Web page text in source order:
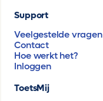
Support
Veelgestelde vragen
Contact
Hoe werkt het?
Inloggen
ToetsMij